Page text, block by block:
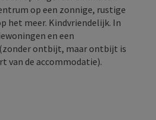
op een zonnige, rustige
het meer. Kindvriendelijk. In
en een
ontbijt, maar ontbijt is
van de accommodatie).